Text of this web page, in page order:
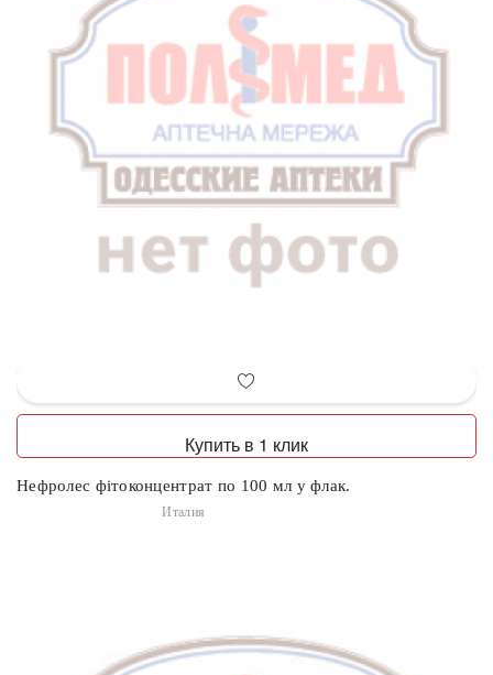
Купить в 1 клик
Нефролес фітоконцентрат по 100 мл у флак.
Италия